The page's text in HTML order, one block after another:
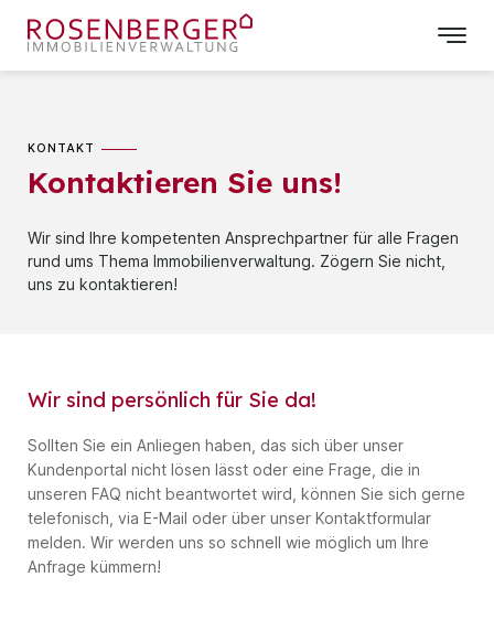
KONTAKT
Kontaktieren Sie uns!
Wir sind Ihre kompetenten Ansprechpartner für alle Fragen
rund ums Thema Immobilienverwaltung. Zögern Sie nicht,
uns zu kontaktieren!
Wir sind persönlich für Sie da!
Sollten Sie ein Anliegen haben, das sich über unser
Kundenportal nicht lösen lässt oder eine Frage, die in
unseren FAQ nicht beantwortet wird, können Sie sich gerne
telefonisch, via E-Mail oder über unser Kontaktformular
melden. Wir werden uns so schnell wie möglich um Ihre
Anfrage kümmern!